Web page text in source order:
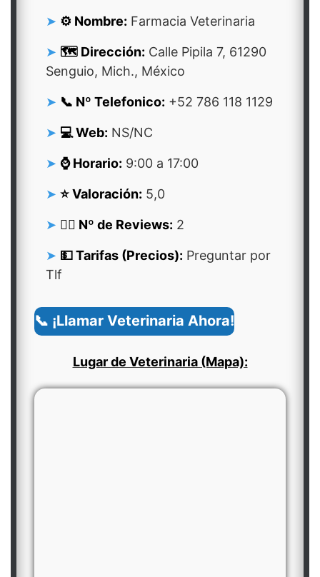
⚙️ Nombre: Farmacia Veterinaria
🗺️ Dirección: Calle Pipila 7, 61290
Senguio, Mich., México
📞 Nº Telefonico: +52 786 118 1129
💻 Web: NS/NC
⌚ Horario: 9:00 a 17:00
⭐ Valoración: 5,0
👍🏻 Nº de Reviews: 2
💵 Tarifas (Precios): Preguntar por
Tlf
📞 ¡Llamar Veterinaria Ahora!
Lugar de Veterinaria (Mapa):